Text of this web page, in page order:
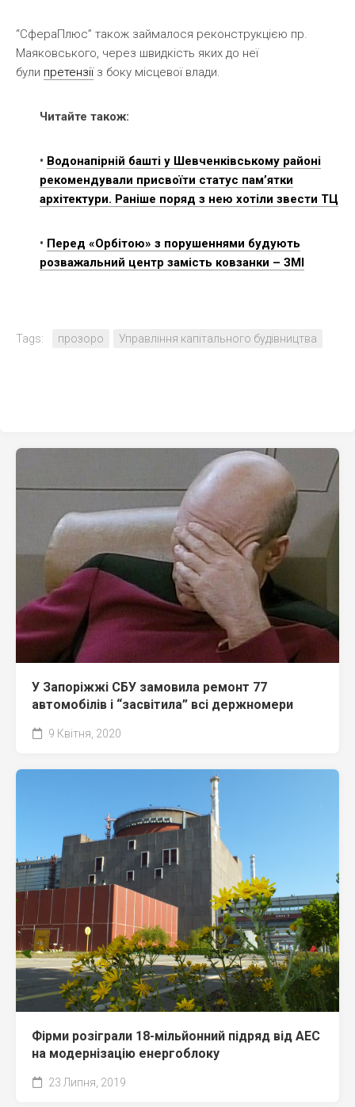
“СфераПлюс” також займалося реконструкцією пр.
Маяковського, через швидкість яких до неї
були претензіїз боку місцевої влади.
Читайте також:
• Водонапірній башті у Шевченківському районі
рекомендували присвоїти статус пам’ятки
архітектури. Раніше поряд з нею хотіли звести ТЦ
• Перед «Орбітою» з порушеннями будують
розважальний центр замість ковзанки – ЗМІ
Tags: прозоро Управління капітального будівництва
У Запоріжжі СБУ замовила ремонт 77
автомобілів і “засвітила” всі держномери
9 Квітня, 2020
Фірми розіграли 18-мільйонний підряд від АЕС
на модернізацію енергоблоку
23 Липня, 2019